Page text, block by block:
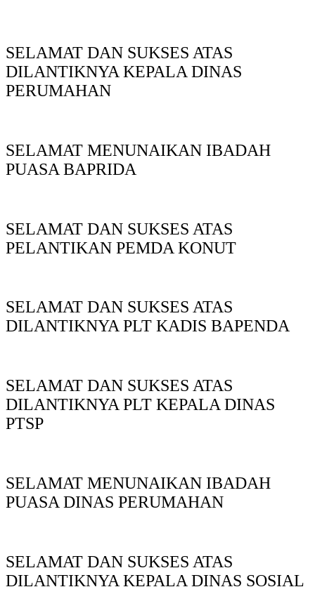
SELAMAT DAN SUKSES ATAS
DILANTIKNYA KEPALA DINAS
PERUMAHAN
SELAMAT MENUNAIKAN IBADAH
PUASA BAPRIDA
SELAMAT DAN SUKSES ATAS
PELANTIKAN PEMDA KONUT
SELAMAT DAN SUKSES ATAS
DILANTIKNYA PLT KADIS BAPENDA
SELAMAT DAN SUKSES ATAS
DILANTIKNYA PLT KEPALA DINAS
PTSP
SELAMAT MENUNAIKAN IBADAH
PUASA DINAS PERUMAHAN
SELAMAT DAN SUKSES ATAS
DILANTIKNYA KEPALA DINAS SOSIAL